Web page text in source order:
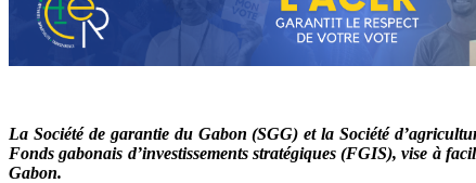
La Société de garantie du Gabon (SGG) et la Société
Fonds gabonais d’investissements stratégiques (FGIS), vise à
Gabon.